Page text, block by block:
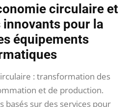
circulaire et
innovants pour la
équipements
: transformation des
et de production.
basés sur des services pour